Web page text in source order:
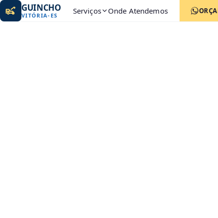
GUINCHO
VITÓRIA- ES Serviços Onde Atendemos